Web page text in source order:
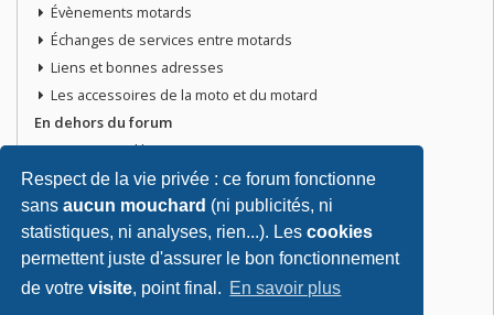
Respect de la vie privée : ce forum fonctionne
sansaucun mouchard (ni publicités, ni
statistiques, ni analyses, rien...). Lescookies
permettent juste d'assurer le bon fonctionnement
de votrevisite, point final. En savoir plus
Évènements motards
Échanges de services entre motards
Liens et bonnes adresses
Les accessoires de la moto et du motard
En dehors du forum
Discussions libres
Petites annonces
Vends ta moto
Vends pièces ou équipements / accessoires du motard
Recherche moto ou pièces
Tout doit disparaitre !